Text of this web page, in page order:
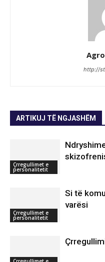
http://
ARTIKUJ TË NGJASHËM
Çrregullimet e
personalitetit
Çrregullimet e
personalitetit
Si të
varësi